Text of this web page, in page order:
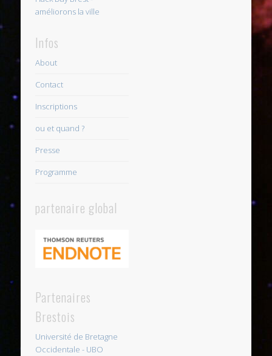
Infos
About
Contact
Inscriptions
ou et quand ?
Presse
Programme
partenaire global
Partenaires
Brestois
Université de Bretagne
Occidentale - UBO